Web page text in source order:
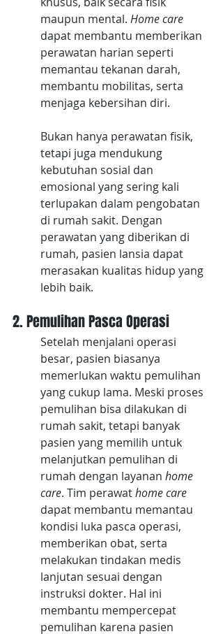
maupun mental. Home care
dapat membantu memberikan
perawatan harian seperti
memantau tekanan darah,
membantu mobilitas, serta
menjaga kebersihan diri.
Bukan hanya perawatan fisik,
tetapi juga mendukung
kebutuhan sosial dan
emosional yang sering kali
terlupakan dalam pengobatan
di rumah sakit. Dengan
perawatan yang diberikan di
rumah, pasien lansia dapat
merasakan kualitas hidup yang
lebih baik.
2. Pemulihan Pasca Operasi
Setelah menjalani operasi
besar, pasien biasanya
memerlukan waktu pemulihan
yang cukup lama. Meski proses
pemulihan bisa dilakukan di
rumah sakit, tetapi banyak
pasien yang memilih untuk
melanjutkan pemulihan di
rumah dengan layanan home
care. Tim perawat home care
dapat membantu memantau
kondisi luka pasca operasi,
memberikan obat, serta
melakukan tindakan medis
lanjutan sesuai dengan
instruksi dokter. Hal ini
membantu mempercepat
pemulihan karena pasien